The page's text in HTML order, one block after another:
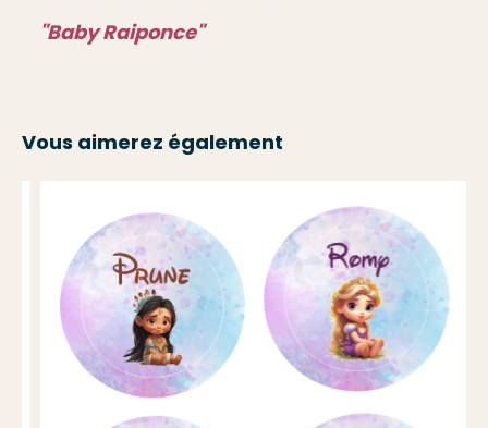
"Baby Raiponce"
Vous aimerez également